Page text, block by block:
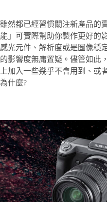
雖然都已經習慣關注新產品的
能」可實際幫助你製作更好的
感光元件、解析度或是圖像穩
的影響度無庸置疑。儘管如此
上加入一些幾乎不會用到、或
為什麼?